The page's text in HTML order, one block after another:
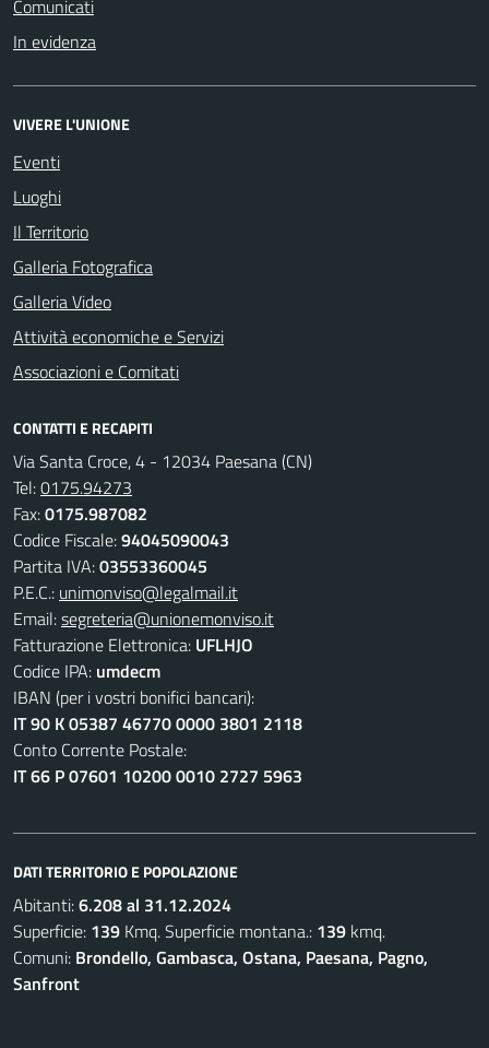
Comunicati
In evidenza
VIVERE L'UNIONE
Eventi
Luoghi
Il Territorio
Galleria Fotografica
Galleria Video
Attività economiche e Servizi
Associazioni e Comitati
CONTATTI E RECAPITI
Via Santa Croce, 4 - 12034 Paesana (CN)
Tel:0175.94273
Fax:0175.987082
Codice Fiscale:94045090043
Partita IVA:03553360045
P.E.C.: unimonviso@legalmail.it
Email:segreteria@unionemonviso.it
Fatturazione Elettronica: UFLHJO
Codice IPA: umdecm
IBAN (per i vostri bonifici bancari):
IT 90 K 05387 46770 0000 3801 2118
Conto Corrente Postale:
IT 66 P 07601 10200 0010 2727 5963
DATI TERRITORIO E POPOLAZIONE
Abitanti:6.208 al 31.12.2024
Superficie: 139 Kmq. Superficie montana.: 139 kmq.
Comuni: Brondello, Gambasca, Ostana, Paesana, Pagno,
Sanfront